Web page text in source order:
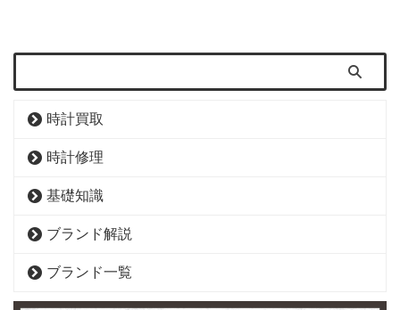
時計買取
時計修理
基礎知識
ブランド解説
ブランド一覧